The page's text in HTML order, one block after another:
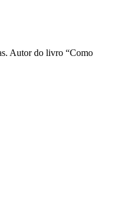
Autor do livro “Como